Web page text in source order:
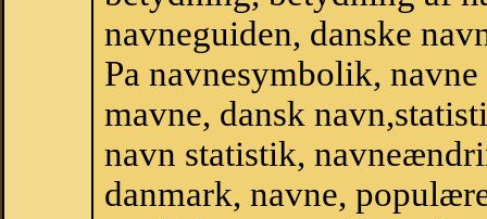
navneguiden, danske
Pa navnesymbolik,
mavne, dansk
navn statistik,
danmark, navne,